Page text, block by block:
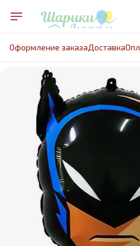
Оформление заказаДоставка